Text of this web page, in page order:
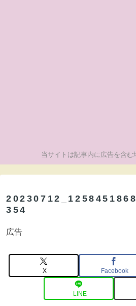
当サイトは記事内に広告を含む
354
広告
X Facebook
LINE